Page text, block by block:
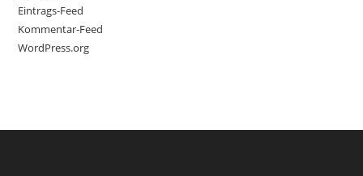
Eintrags-Feed
Kommentar-Feed
WordPress.org